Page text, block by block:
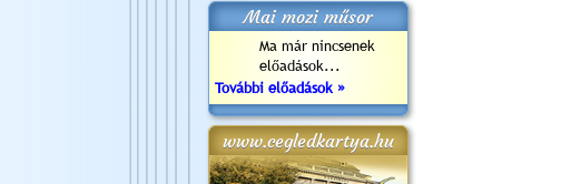
Mai mozi műsor
Ma már nincsenek
előadások...
További előadások »
www.cegledkartya.hu